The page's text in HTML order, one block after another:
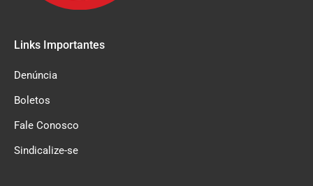
Links Importantes
Denúncia
Boletos
Fale Conosco
Sindicalize-se